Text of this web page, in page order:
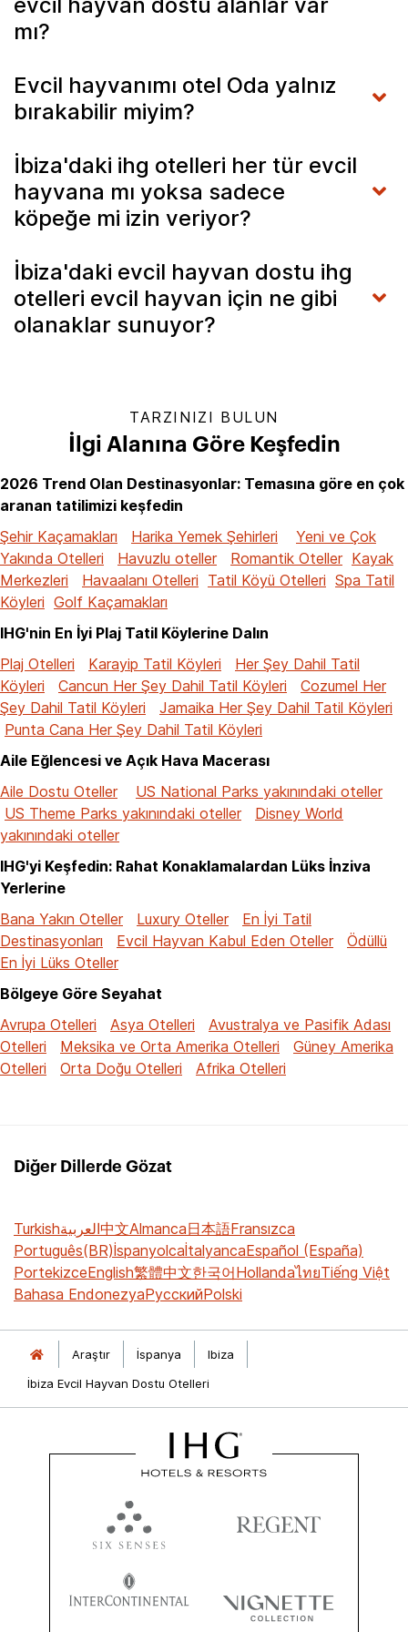
mı?
Evcil hayvanımı otel Oda yalnız
bırakabilir miyim?
İbiza'daki ihg otelleri her tür evcil
hayvana mı yoksa sadece
köpeğe mi izin veriyor?
İbiza'daki evcil hayvan dostu ihg
otelleri evcil hayvan için ne gibi
olanaklar sunuyor?
TARZINIZI BULUN
İlgi Alanına Göre Keşfedin
2026 Trend Olan Destinasyonlar: Temasına göre en çok
aranan tatilimizi keşfedin
Şehir Kaçamakları
Harika Yemek Şehirleri
Yeni ve Çok
Yakında Otelleri
Havuzlu oteller Romantik Oteller Kayak
Merkezleri
Havaalanı Otelleri Tatil Köyü Otelleri Spa Tatil
Köyleri Golf Kaçamakları
IHG'nin En İyi Plaj Tatil Köylerine Dalın
Plaj Otelleri
Karayip Tatil Köyleri
Her Şey Dahil Tatil
Köyleri
Cancun Her Şey Dahil Tatil Köyleri
Cozumel Her
Şey Dahil Tatil Köyleri
Jamaika Her Şey Dahil Tatil Köyleri
Punta Cana Her Şey Dahil Tatil Köyleri
Aile Eğlencesi ve Açık Hava Macerası
Aile Dostu Oteller
US National Parks yakınındaki oteller
US Theme Parks yakınındaki oteller
Disney World
yakınındaki oteller
IHG'yi Keşfedin: Rahat Konaklamalardan Lüks İnziva
Yerlerine
Bana Yakın Oteller
Luxury Oteller
En İyi Tatil
Destinasyonları
Evcil Hayvan Kabul Eden Oteller
Ödüllü
En İyi Lüks Oteller
Bölgeye Göre Seyahat
Avrupa Otelleri
Asya Otelleri
Avustralya ve Pasifik Adası
Otelleri
Meksika ve Orta Amerika Otelleri
Güney Amerika
Otelleri
Orta Doğu Otelleri Afrika Otelleri
Diğer Dillerde Gözat
Turkishالعربية中文Almanca日本語Fransızca
Português(BR)İspanyolcaİtalyancaEspañol (España)
PortekizceEnglish繁體中文한국어HollandaไทยTiếng Việt
Bahasa EndonezyaРусскийPolski
Araştır İspanya
Ibiza
İbiza Evcil Hayvan Dostu Otelleri